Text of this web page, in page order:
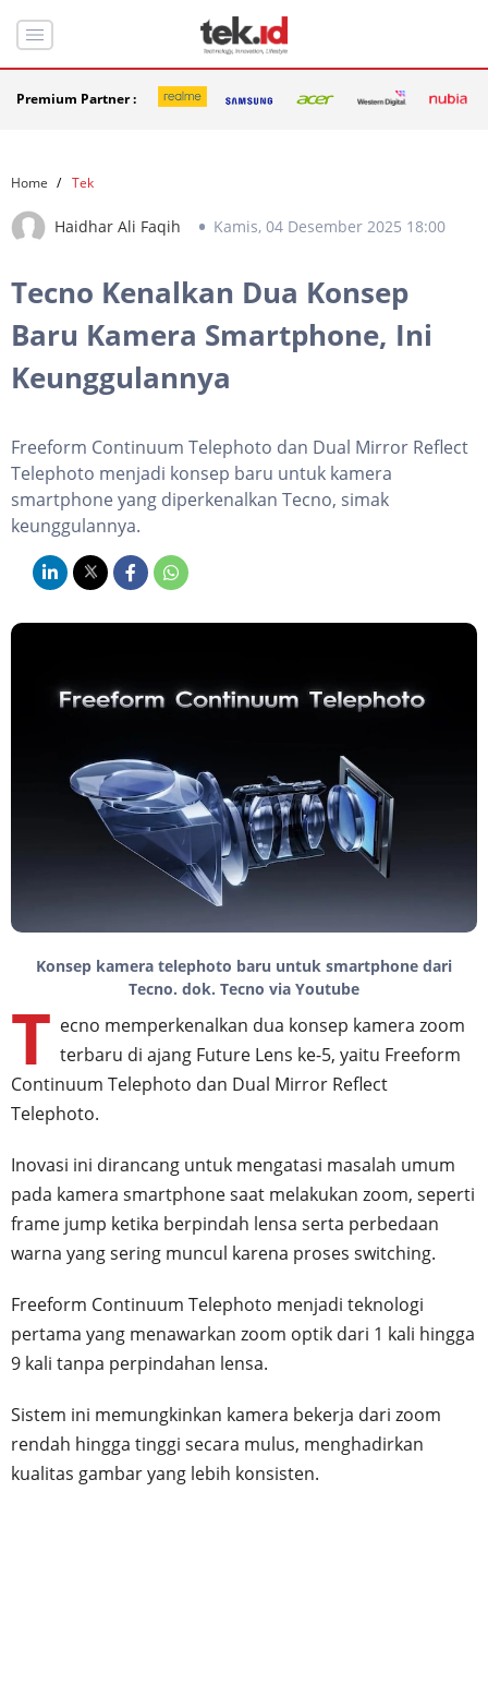
Premium Partner :
Home Tek
Haidhar Ali Faqih Kamis, 04 Desember 2025 18:00
Tecno Kenalkan Dua Konsep
Baru Kamera Smartphone, Ini
Keunggulannya
Freeform Continuum Telephoto dan Dual Mirror Reflect
Telephoto menjadi konsep baru untuk kamera
smartphone yang diperkenalkan Tecno, simak
keunggulannya.
Konsep kamera telephoto baru untuk smartphone dari
Tecno. dok. Tecno via Youtube
T ecno memperkenalkan dua konsep kamera zoom
terbaru di ajang Future Lens ke-5, yaitu Freeform
Continuum Telephoto dan Dual Mirror Reflect
Telephoto.
Inovasi ini dirancang untuk mengatasi masalah umum
pada kamera smartphone saat melakukan zoom, seperti
frame jump ketika berpindah lensa serta perbedaan
warna yang sering muncul karena proses switching.
Freeform Continuum Telephoto menjadi teknologi
pertama yang menawarkan zoom optik dari 1 kali hingga
9 kali tanpa perpindahan lensa.
Sistem ini memungkinkan kamera bekerja dari zoom
rendah hingga tinggi secara mulus, menghadirkan
kualitas gambar yang lebih konsisten.